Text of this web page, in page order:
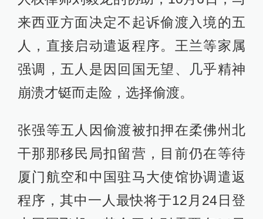
来西亚方面决定不起诉偷渡入境的五
人，直接启动遣返程序。王兰等家属
强调，五人是因回国无望、几乎精神
崩溃才铤而走险，选择偷渡。
张强等五人因偷渡被扣押在柔佛州北
干那那移民局扣留营，目前仍在等待
厦门航空和中国驻马大使馆协调遣返
程序，其中一人最快将于12月24日登